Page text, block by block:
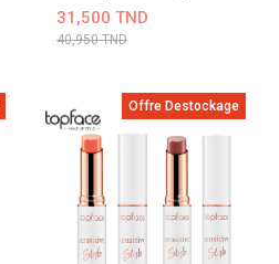
31,500 TND
40,950 TND
Offre Destockage